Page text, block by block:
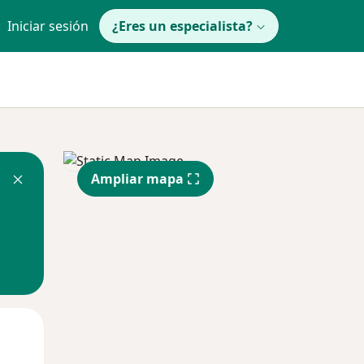
Iniciar sesión ¿Eres un especialista?
Ampliar mapa